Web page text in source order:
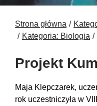
Strona główna
Kategoria: Biologia
Projekt
Maja Klepczarek,
rok uczestniczyła w